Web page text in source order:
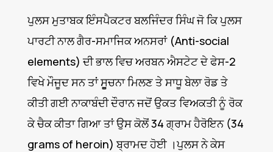
ਪੁਲਸ ਮੁਤਾਬਕ ਇੰਸਪੈਕਟਰ ਬਲਜਿੰਦਰ ਸਿੰਘ ਜੋ ਕਿ ਪੁਲਸ
ਪਾਰਟੀ ਨਾਲ ਗੈਰ-ਸਮਾਜਿਕ ਅਨਸਰਾਂ (Anti-social
elements) ਦੀ ਭਾਲ ਵਿਚ ਅਰਬਨ ਐਸਟੇਟ ਦੇ ਫੇਸ-2
ਵਿਖੇ ਮੌਜੂਦ ਸਨ ਤਾਂ ਸੂੂਚਨਾ ਮਿਲਣ ਤੇ ਸਾਧੂ ਬੇਲਾ ਰੋਡ ਤੇ
ਕੀਤੀ ਗਈ ਨਾਕਾਬੰਦੀ ਦੌਰਾਨ ਜਦੋਂ ਉਕਤ ਵਿਅਕਤੀ ਨੂੰ ਰੋਕ
ਕੇ ਚੈਕ ਕੀਤਾ ਗਿਆ ਤਾਂ ਉਸ ਕੋਲੋਂ 34 ਗ੍ਰਾਮ ਹੈਰੋਇਨ (34
grams of heroin) ਬ੍ਰਾਮਦ ਹੋਈ ।ਪੁਲਸ ਨੇ ਕੇਸ